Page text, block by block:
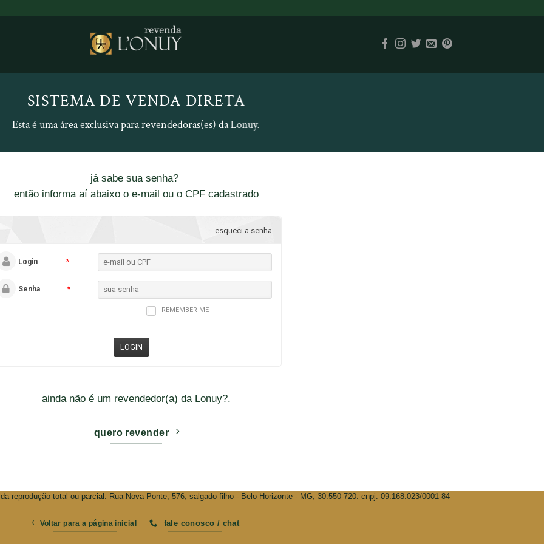
SISTEMA DE VENDA DIRETA
Esta é uma área exclusiva para revendedoras(es) da Lonuy.
já sabe sua senha?
então informa aí abaixo o e-mail ou o CPF cadastrado
esqueci a senha
Login *
Senha *
REMEMBER ME
ainda não é um revendedor(a) da Lonuy?.
quero revender
reprodução total ou parcial. Rua Nova Ponte, 576, salgado filho - Belo Horizonte - MG, 30.550-720. cnpj: 09.168.023/0001-84
Voltar para a página inicial fale conosco / chat